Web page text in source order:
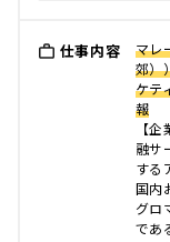
仕事内容
マレ
郊）
ケテ
報
【
融サ
する
国内
グロ
であ